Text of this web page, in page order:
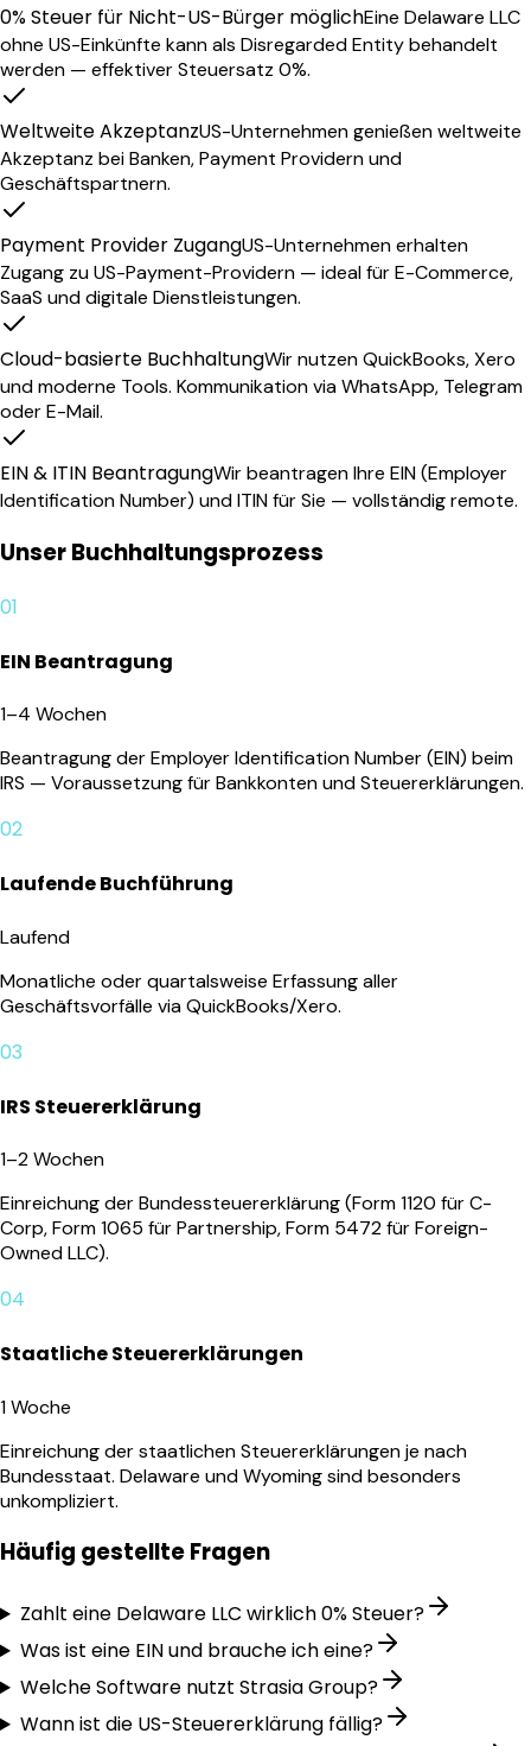
0% Steuer für Nicht-US-Bürger möglichEine Delaware LLC
ohne US-Einkünfte kann als Disregarded Entity behandelt
werden — effektiver Steuersatz 0%.
Weltweite AkzeptanzUS-Unternehmen genießen weltweite
Akzeptanz bei Banken, Payment Providern und
Geschäftspartnern.
Payment Provider ZugangUS-Unternehmen erhalten
Zugang zu US-Payment-Providern — ideal für E-Commerce,
SaaS und digitale Dienstleistungen.
Cloud-basierte BuchhaltungWir nutzen QuickBooks, Xero
und moderne Tools. Kommunikation via WhatsApp, Telegram
oder E-Mail.
EIN & ITIN BeantragungWir beantragen Ihre EIN (Employer
Identification Number) und ITIN für Sie — vollständig remote.
Unser Buchhaltungsprozess
01
EIN Beantragung
1–4 Wochen
Beantragung der Employer Identification Number (EIN) beim
IRS — Voraussetzung für Bankkonten und Steuererklärungen.
02
Laufende Buchführung
Laufend
Monatliche oder quartalsweise Erfassung aller
Geschäftsvorfälle via QuickBooks/Xero.
03
IRS Steuererklärung
1–2 Wochen
Einreichung der Bundessteuererklärung (Form 1120 für C-
Corp, Form 1065 für Partnership, Form 5472 für Foreign-
Owned LLC).
04
Staatliche Steuererklärungen
1 Woche
Einreichung der staatlichen Steuererklärungen je nach
Bundesstaat. Delaware und Wyoming sind besonders
unkompliziert.
Häufig gestellte Fragen
Zahlt eine Delaware LLC wirklich 0% Steuer?
Was ist eine EIN und brauche ich eine?
Welche Software nutzt Strasia Group?
Wann ist die US-Steuererklärung fällig?